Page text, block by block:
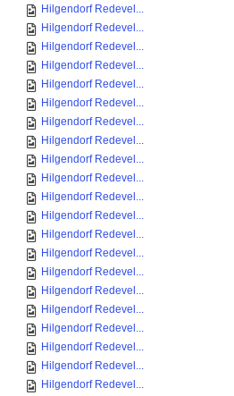
Hilgendorf Redevel...
Hilgendorf Redevel...
Hilgendorf Redevel...
Hilgendorf Redevel...
Hilgendorf Redevel...
Hilgendorf Redevel...
Hilgendorf Redevel...
Hilgendorf Redevel...
Hilgendorf Redevel...
Hilgendorf Redevel...
Hilgendorf Redevel...
Hilgendorf Redevel...
Hilgendorf Redevel...
Hilgendorf Redevel...
Hilgendorf Redevel...
Hilgendorf Redevel...
Hilgendorf Redevel...
Hilgendorf Redevel...
Hilgendorf Redevel...
Hilgendorf Redevel...
Hilgendorf Redevel...